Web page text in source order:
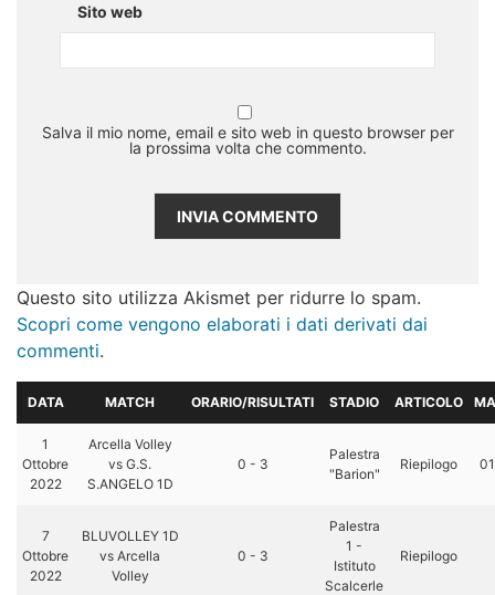
Sito web
Salva il mio nome, email e sito web in questo browser per
la prossima volta che commento.
Questo sito utilizza Akismet per ridurre lo spam.
Scopri come vengono elaborati i dati derivati dai
commenti.
DATA MATCH ORARIO/RISULTATI STADIO ARTICOLO
1
Ottobre
2022
Arcella Volley
vs G.S.
S.ANGELO 1D
0 - 3
Palestra
"Barion"
Riepilogo
7
Ottobre
2022
BLUVOLLEY 1D
vs Arcella
Volley
0 - 3
Palestra
1 -
Istituto
Scalcerle
Riepilogo